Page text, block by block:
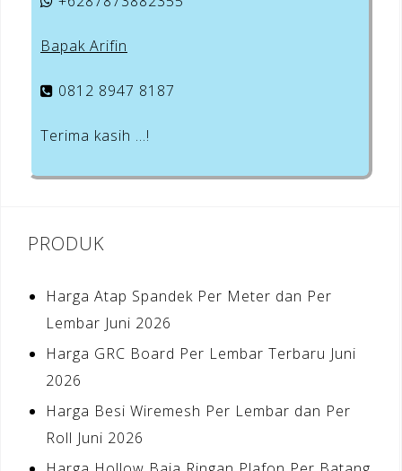
Bapak Arifin
0812 8947 8187
Terima kasih …!
PRODUK
Harga Atap Spandek Per Meter dan Per
Lembar Juni 2026
Harga GRC Board Per Lembar Terbaru Juni
2026
Harga Besi Wiremesh Per Lembar dan Per
Roll Juni 2026